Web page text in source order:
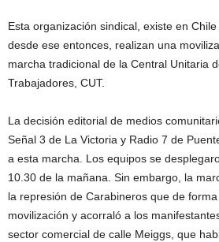
Esta organización sindical, existe en
desde ese entonces, realizan una
marcha tradicional de la Central Unitaria
Trabajadores, CUT.
La decisión editorial de medios
Señal 3 de La Victoria y Radio 7 de
a esta marcha. Los equipos se
10.30 de la mañana. Sin embargo, la
la represión de Carabineros que de
movilización y acorraló a los
sector comercial de calle Meiggs, que